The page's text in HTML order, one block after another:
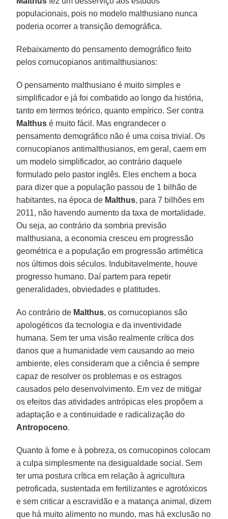
populacionais, pois no modelo malthusiano nunca
poderia ocorrer a transição demográfica.
Rebaixamento do pensamento demográfico feito
pelos cornucopianos antimalthusianos:
O pensamento malthusiano é muito simples e
simplificador e já foi combatido ao longo da história,
tanto em termos teórico, quanto empírico. Ser contra
Malthus é muito fácil. Mas engrandecer o
pensamento demográfico não é uma coisa trivial. Os
cornucopianos antimalthusianos, em geral, caem em
um modelo simplificador, ao contrário daquele
formulado pelo pastor inglês. Eles enchem a boca
para dizer que a população passou de 1 bilhão de
habitantes, na época de Malthus, para 7 bilhões em
2011, não havendo aumento da taxa de mortalidade.
Ou seja, ao contrário da sombria previsão
malthusiana, a economia cresceu em progressão
geométrica e a população em progressão artimética
nos últimos dois séculos. Indubitavelmente, houve
progresso humano. Daí partem para repetir
generalidades, obviedades e platitudes.
Ao contrário de Malthus, os cornucopianos são
apologéticos da tecnologia e da inventividade
humana. Sem ter uma visão realmente crítica dos
danos que a humanidade vem causando ao meio
ambiente, eles consideram que a ciência é sempre
capaz de resolver os problemas e os estragos
causados pelo desenvolvimento. Em vez de mitigar
os efeitos das atividades antrópicas eles propõem a
adaptação e a continuidade e radicalização do
Antropoceno.
Quanto à fome e à pobreza, os cornucopinos colocam
a culpa simplesmente na desigualdade social. Sem
ter uma postura crítica em relação à agricultura
petroficada, sustentada em fertilizantes e agrotóxicos
e sem criticar a escravidão e a matança animal, dizem
que há muito alimento no mundo, mas há exclusão no